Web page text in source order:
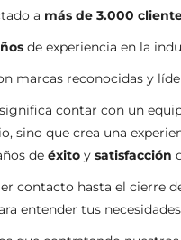
a más de 3.000
de experiencia en la
marcas reconocidas y
contar con un
sino que crea una
deéxito ysatisfacción
contacto hasta el cierre
entender tus